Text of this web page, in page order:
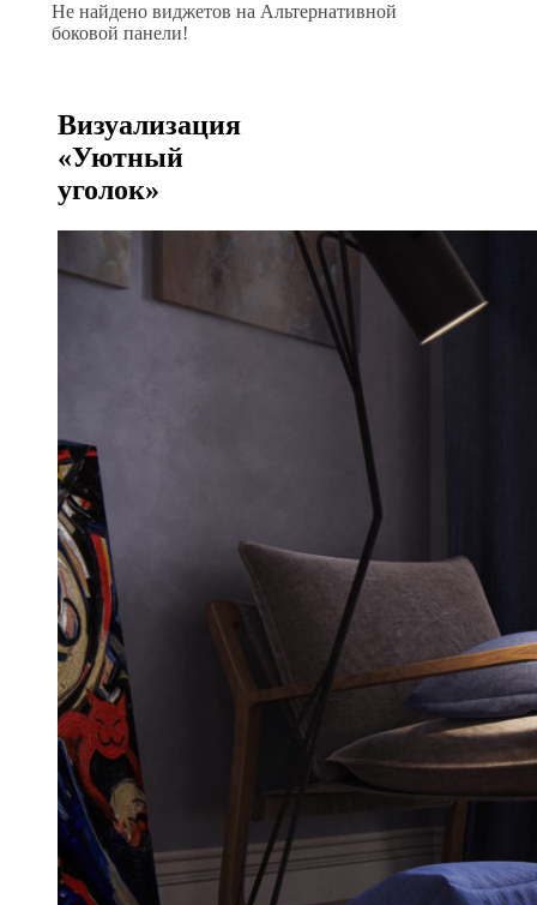
Не найдено виджетов на Альтернативной
боковой панели!
Визуализация
«Уютный
уголок»